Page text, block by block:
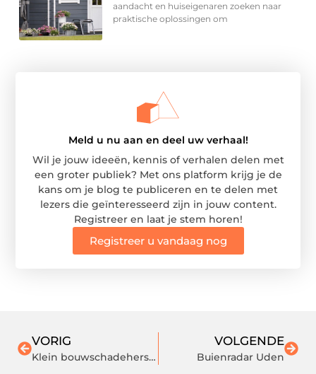
aandacht en huiseigenaren zoeken naar
praktische oplossingen om
Meld u nu aan en deel uw verhaal!
Wil je jouw ideeën, kennis of verhalen delen met
een groter publiek? Met ons platform krijg je de
kans om je blog te publiceren en te delen met
lezers die geïnteresseerd zijn in jouw content.
Registreer en laat je stem horen!
Registreer u vandaag nog
VORIG
Klein bouwschadeherstel overlaten aan een expert
VOLGENDE
Buienradar Uden